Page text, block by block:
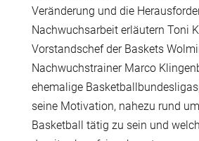
Veränderung und die
Nachwuchsarbeit erläutern Toni
Vorstandschef der Baskets
Nachwuchstrainer Marco
ehemalige
seine Motivation, nahezu rund
Basketball tätig zu sein und